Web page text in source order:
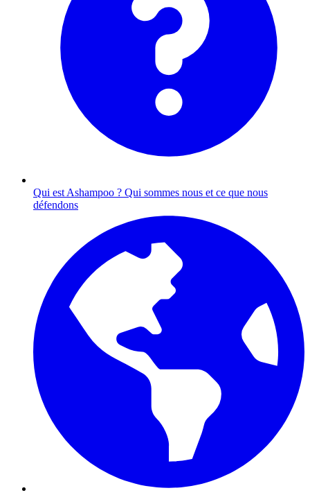
Qui est Ashampoo ? Qui sommes nous et ce que nous
défendons